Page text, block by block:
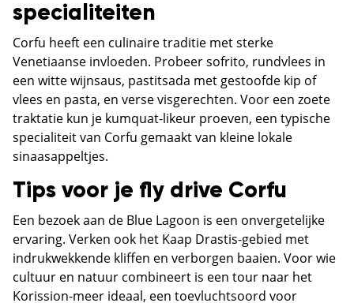
specialiteiten
Corfu heeft een culinaire traditie met sterke
Venetiaanse invloeden. Probeer sofrito, rundvlees in
een witte wijnsaus, pastitsada met gestoofde kip of
vlees en pasta, en verse visgerechten. Voor een zoete
traktatie kun je kumquat-likeur proeven, een typische
specialiteit van Corfu gemaakt van kleine lokale
sinaasappeltjes.
Tips voor je fly drive Corfu
Een bezoek aan de Blue Lagoon is een onvergetelijke
ervaring. Verken ook het Kaap Drastis-gebied met
indrukwekkende kliffen en verborgen baaien. Voor wie
cultuur en natuur combineert is een tour naar het
Korission-meer ideaal, een toevluchtsoord voor